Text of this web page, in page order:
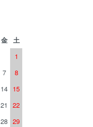
金
土
1
7
8
14 15
21
22
28 29